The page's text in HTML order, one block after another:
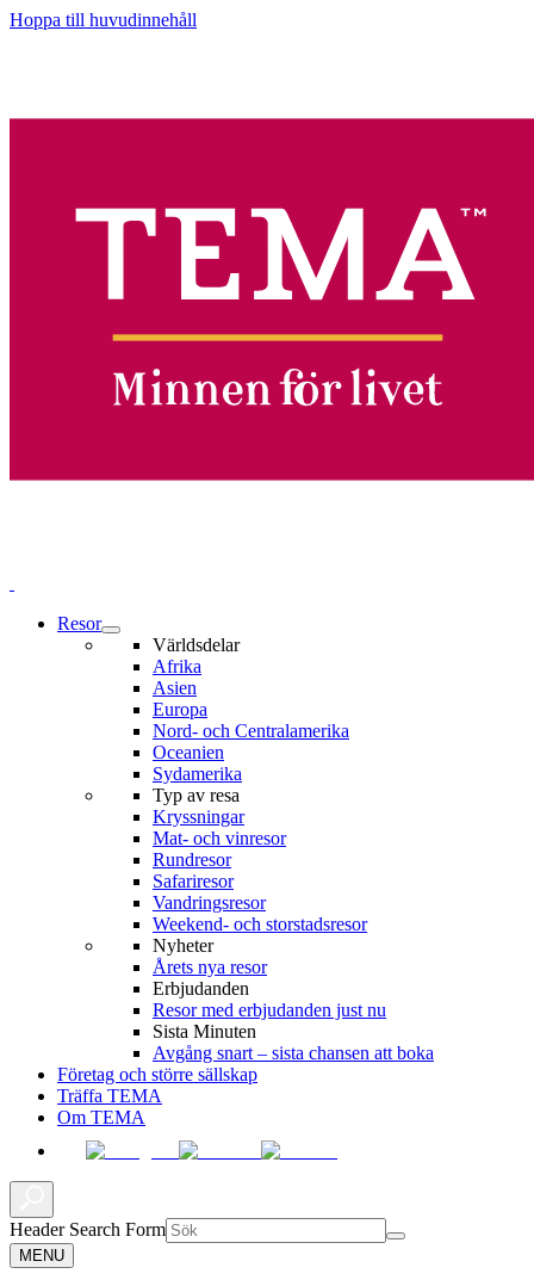
Hoppa till huvudinnehåll
Resor
Världsdelar
Afrika
Asien
Europa
Nord- och Centralamerika
Oceanien
Sydamerika
Typ av resa
Kryssningar
Mat- och vinresor
Rundresor
Safariresor
Vandringsresor
Weekend- och storstadsresor
Nyheter
Årets nya resor
Erbjudanden
Resor med erbjudanden just nu
Sista Minuten
Avgång snart – sista chansen att boka
Företag och större sällskap
Träffa TEMA
Om TEMA
Header Search Form
MENU